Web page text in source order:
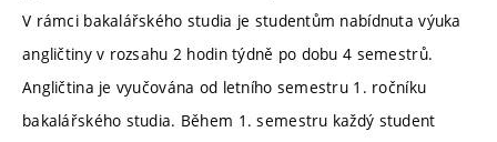
V rámci bakalářského studia je studentům nabídnuta výuka
angličtiny v rozsahu 2 hodin týdně po dobu 4 semestrů.
Angličtina je vyučována od letního semestru 1. ročníku
bakalářského studia. Během 1. semestru každý student